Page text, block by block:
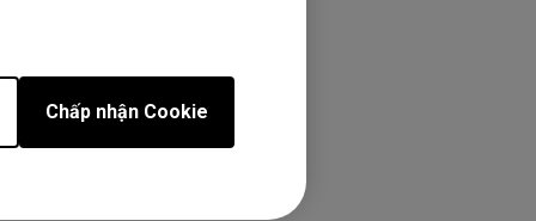
Chấp nhận Cookie